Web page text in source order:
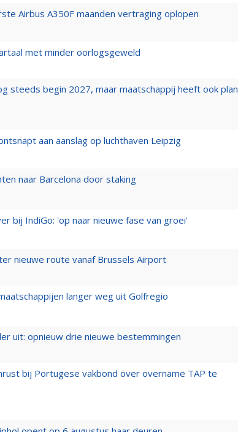
Airbus A350F maanden vertraging oplopen
met minder oorlogsgeweld
steeds begin 2027, maar maatschappij heeft ook plan
aan aanslag op luchthaven Leipzig
naar Barcelona door staking
bij IndiGo: 'op naar nieuwe fase van groei'
nieuwe route vanaf Brussels Airport
langer weg uit Golfregio
uit: opnieuw drie nieuwe bestemmingen
bij Portugese vakbond over overname TAP te